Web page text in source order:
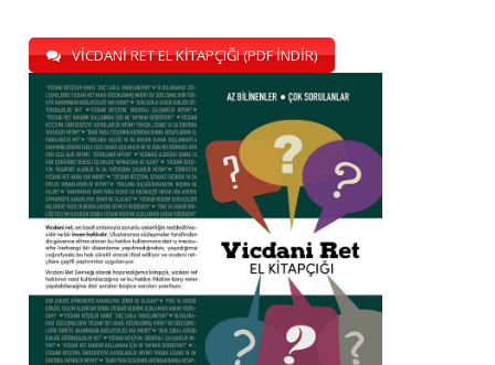
VİCDANİ RET EL KİTAPÇIĞI (PDF İNDİR)